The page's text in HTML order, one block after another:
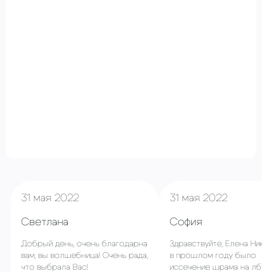
31 мая 2022
Светлана
Добрый день, очень благодарна
вам, вы волшебница! Очень рада,
что выбрала Вас!
31 мая 2022
София
Здравствуйте, Елена
в прошлом году было
иссечение шрама на